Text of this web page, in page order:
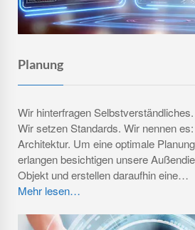
Planung
Wir hinterfragen
Wir setzen Standards. Wir nennen
Architektur. Um eine optimale
erlangen besichtigen unsere
Objekt und erstellen daraufhin eine…
Mehr lesen…